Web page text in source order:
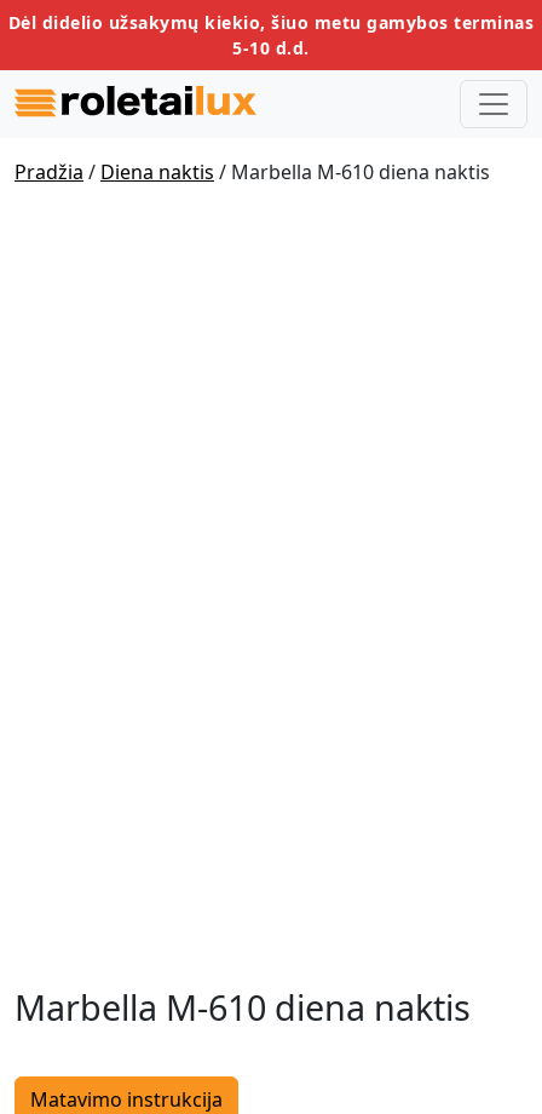
Dėl didelio užsakymų kiekio, šiuo metu gamybos terminas
5-10 d.d.
Pradžia / Diena naktis / Marbella M-610 diena naktis
Marbella M-610 diena naktis
Matavimo instrukcija